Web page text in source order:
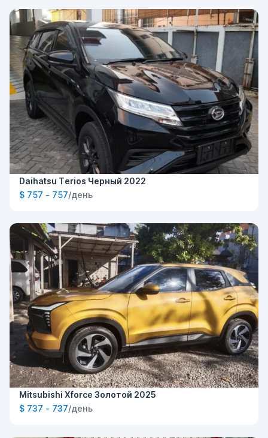
Daihatsu Terios Черный 2022
$ 757 - 757/день
Mitsubishi Xforce Золотой 2025
$ 737 - 737/день